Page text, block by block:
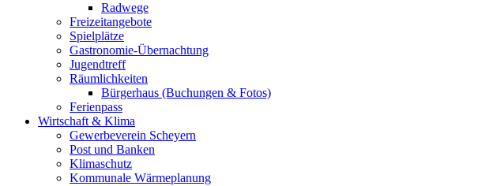
Radwege
Freizeitangebote
Spielplätze
Gastronomie-Übernachtung
Jugendtreff
Räumlichkeiten
Bürgerhaus (Buchungen & Fotos)
Ferienpass
Wirtschaft & Klima
Gewerbeverein Scheyern
Post und Banken
Klimaschutz
Kommunale Wärmeplanung